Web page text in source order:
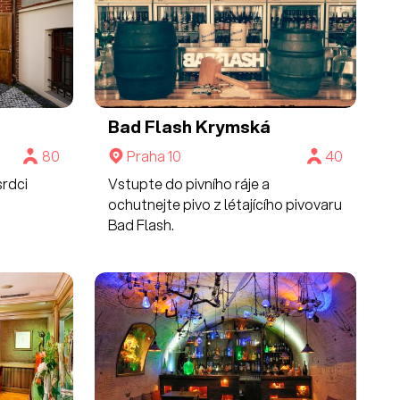
80
Bad Flash Krymská
Praha 10
40
Vstupte do pivního ráje a
ochutnejte pivo z létajícího pivovaru
Bad Flash.